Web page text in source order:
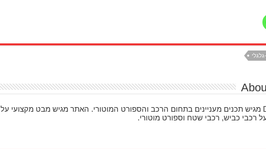
גלגלי
מגזין Drive Time מגיש תכנים מעניינים בתחום הרכב והספורט המוטורי. האתר מגיש מבט מקצועי על
על רכבי כביש, רכבי שטח וספורט מוטורי.